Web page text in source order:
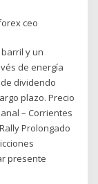
ceo
y un
de energía
dividendo
plazo. Precio
– Corrientes
Prolongado
presente